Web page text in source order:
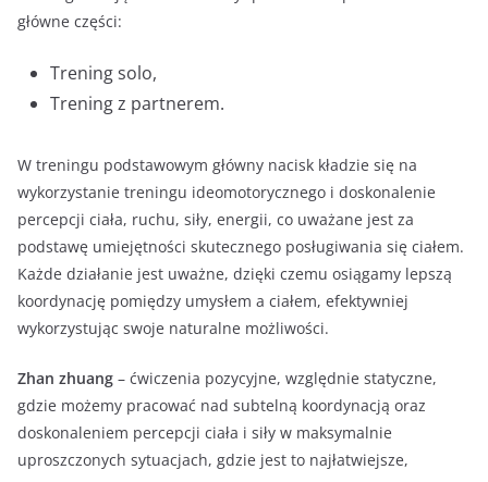
główne części:
Trening solo,
Trening z partnerem.
W treningu podstawowym główny nacisk kładzie się na
wykorzystanie treningu ideomotorycznego i doskonalenie
percepcji ciała, ruchu, siły, energii, co uważane jest za
podstawę umiejętności skutecznego posługiwania się ciałem.
Każde działanie jest uważne, dzięki czemu osiągamy lepszą
koordynację pomiędzy umysłem a ciałem, efektywniej
wykorzystując swoje naturalne możliwości.
Zhan zhuang – ćwiczenia pozycyjne, względnie statyczne,
gdzie możemy pracować nad subtelną koordynacją oraz
doskonaleniem percepcji ciała i siły w maksymalnie
uproszczonych sytuacjach, gdzie jest to najłatwiejsze,